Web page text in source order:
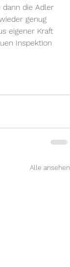
die Adler
genug
eigener Kraft
Inspektion
Alle ansehen